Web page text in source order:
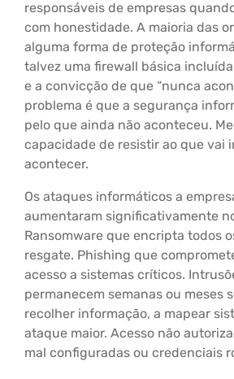
responsáveis de empresas
com honestidade. A maioria das
alguma forma de proteção
talvez uma firewall básica
e a convicção de que “nunca
problema é que a segurança
pelo que ainda não aconteceu.
capacidade de resistir ao que vai
acontecer.
Os ataques informáticos a
aumentaram significativamente
Ransomware que encripta todos
resgate. Phishing que
acesso a sistemas críticos.
permanecem semanas ou meses
recolher informação, a mapear
ataque maior. Acesso não
mal configuradas ou credenciais